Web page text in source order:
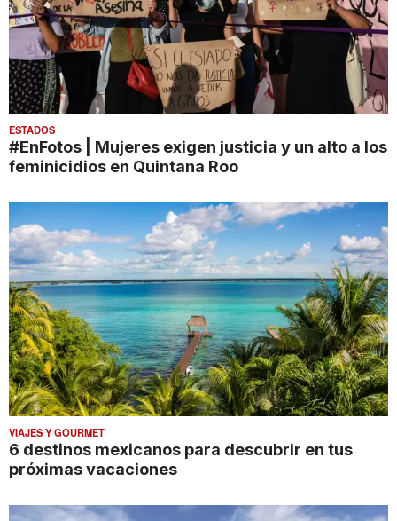
ESTADOS
#EnFotos | Mujeres exigen justicia y un alto a los
feminicidios en Quintana Roo
VIAJES Y GOURMET
6 destinos mexicanos para descubrir en tus
próximas vacaciones